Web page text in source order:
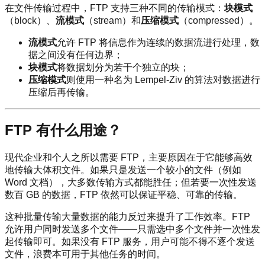
在文件传输过程中，FTP 支持三种不同的传输模式： 块模式
（block）、 流模式 （stream）和压缩模式 （compressed）。
流模式允许 FTP 将信息作为连续的数据流进行处理，数
据之间没有任何边界；
块模式将数据划分为若干个独立的块；
压缩模式则使用一种名为 Lempel-Ziv 的算法对数据进行
压缩后再传输。
FTP 有什么用途？
现代企业和个人之所以需要 FTP，主要原因在于它能够高效
地传输大体积文件。如果只是发送一个较小的文件（例如
Word 文档），大多数传输方式都能胜任；但若要一次性发送
数百 GB 的数据，FTP 依然可以保证平稳、可靠的传输。
这种批量传输大量数据的能力反过来提升了工作效率。FTP
允许用户同时发送多个文件——只需选中多个文件并一次性发
起传输即可。如果没有 FTP 服务，用户可能不得不逐个发送
文件，浪费本可用于其他任务的时间。